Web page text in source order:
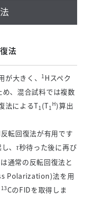
法
大きく、 1 Hスペク
め、混合試料では複数
法によるT1 (T1
H)算出
反転回復法が有用です
、 τ秒待った後に再び
通常の反転回復法と
Polarization)法を用
13CのFIDを取得しま